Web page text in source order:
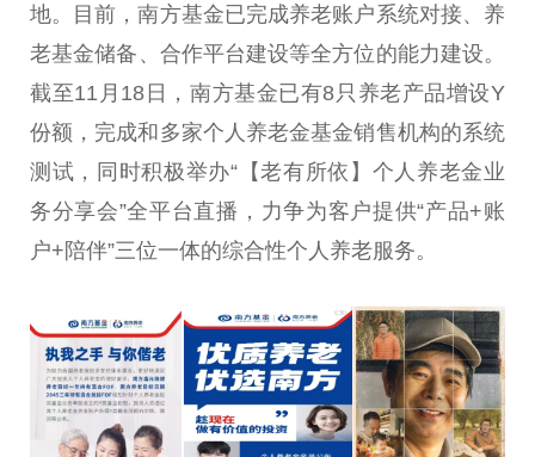
地。目前，南方基金已完成养老账户系统对接、养
老基金储备、合作平台建设等全方位的能力建设。
截至11月18日，南方基金已有8只养老产品增设Y
份额，完成和多家个人养老金基金销售机构的系统
测试，同时积极举办“【老有所依】个人养老金业
务分享会”全平台直播，力争为客户提供“产品+账
户+陪伴”三位一体的综合性个人养老服务。